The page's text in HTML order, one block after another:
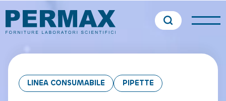
LINEA CONSUMABILE PIPETTE